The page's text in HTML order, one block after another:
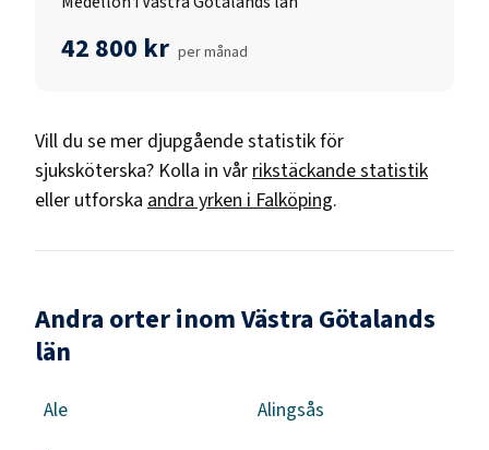
42 800 kr per månad
Vill du se mer djupgående statistik för
sjuksköterska? Kolla in vår rikstäckande statistik
eller utforska andra yrken i Falköping.
Andra orter inom Västra Götalands
län
Ale Alingsås